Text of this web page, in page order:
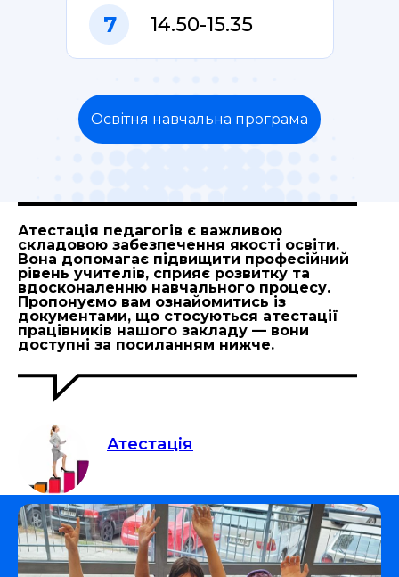
14.50-15.35
7
Освітня навчальна програма
Атестація педагогів є важливою
складовою забезпечення якості освіти.
Вона допомагає підвищити професійний
рівень учителів, сприяє розвитку та
вдосконаленню навчального процесу.
Пропонуємо вам ознайомитись із
документами, що стосуються атестації
працівників нашого закладу — вони
доступні за посиланням нижче.
Атестація